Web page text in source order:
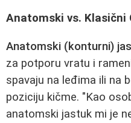
Anatomski vs. Klasični
Anatomski (konturni)
za potporu vratu i
spavaju na leđima ili na
poziciju kičme. "Kao
anatomski jastuk mi je